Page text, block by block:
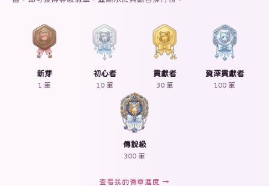
新芽
1 筆
初心者
10 筆
貢獻者
30 筆
資深貢獻者
100 筆
傳說級
300 筆
查看我的徽章進度 →